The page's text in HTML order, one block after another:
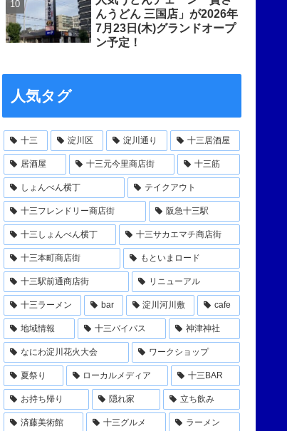
んうどん 三国店」が2026年
7月23日(木)グランドオープ
ン予定！
人気タグ
十三 淀川区 淀川通り 十三居酒屋
居酒屋 十三元今里商店街 十三筋
しょんべん横丁 テイクアウト
十三フレンドリー商店街 阪急十三駅
十三しょんべん横丁 十三サカエマチ商店街
十三本町商店街 もといまロード
十三駅前通商店街 リニューアル
十三ラーメン bar 淀川河川敷 cafe
地域情報 十三バイパス 神津神社
なにわ淀川花火大会 ワークショップ
夏祭り ローカルメディア 十三BAR
お持ち帰り 隠れ家 立ち飲み
済藤美術館 十三グルメ ラーメン